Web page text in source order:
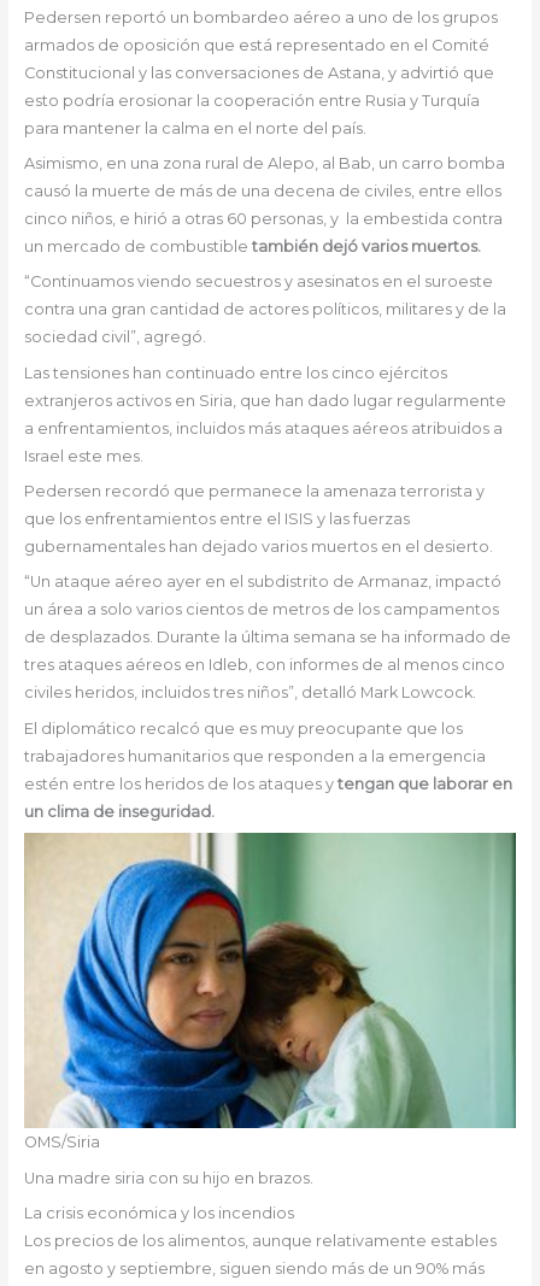
Pedersen reportó un bombardeo aéreo a uno de los grupos
armados de oposición que está representado en el Comité
Constitucional y las conversaciones de Astana, y advirtió que
esto podría erosionar la cooperación entre Rusia y Turquía
para mantener la calma en el norte del país.
Asimismo, en una zona rural de Alepo, al Bab, un carro bomba
causó la muerte de más de una decena de civiles, entre ellos
cinco niños, e hirió a otras 60 personas, y la embestida contra
un mercado de combustible también dejó varios muertos.
“Continuamos viendo secuestros y asesinatos en el suroeste
contra una gran cantidad de actores políticos, militares y de la
sociedad civil”, agregó.
Las tensiones han continuado entre los cinco ejércitos
extranjeros activos en Siria, que han dado lugar regularmente
a enfrentamientos, incluidos más ataques aéreos atribuidos a
Israel este mes.
Pedersen recordó que permanece la amenaza terrorista y
que los enfrentamientos entre el ISIS y las fuerzas
gubernamentales han dejado varios muertos en el desierto.
“Un ataque aéreo ayer en el subdistrito de Armanaz, impactó
un área a solo varios cientos de metros de los campamentos
de desplazados. Durante la última semana se ha informado de
tres ataques aéreos en Idleb, con informes de al menos cinco
civiles heridos, incluidos tres niños”, detalló Mark Lowcock.
El diplomático recalcó que es muy preocupante que los
trabajadores humanitarios que responden a la emergencia
estén entre los heridos de los ataques y tengan que laborar en
un clima de inseguridad.
OMS/Siria
Una madre siria con su hijo en brazos.
La crisis económica y los incendios
Los precios de los alimentos, aunque relativamente estables
en agosto y septiembre, siguen siendo más de un 90% más